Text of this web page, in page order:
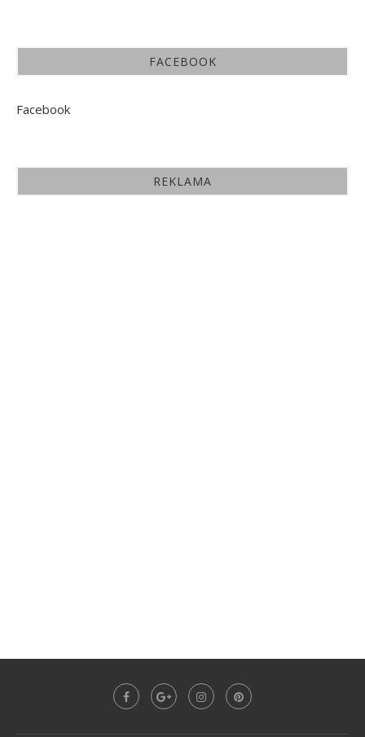
FACEBOOK
Facebook
REKLAMA